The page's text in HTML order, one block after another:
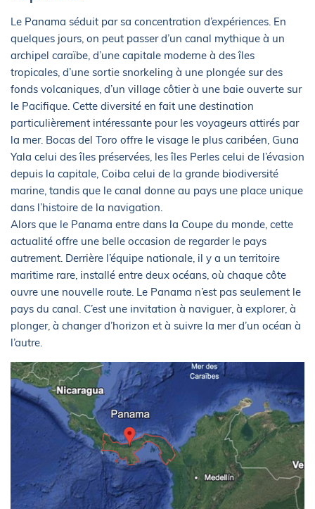
Le Panama séduit par sa concentration d’expériences. En
quelques jours, on peut passer d’un canal mythique à un
archipel caraïbe, d’une capitale moderne à des îles
tropicales, d’une sortie snorkeling à une plongée sur des
fonds volcaniques, d’un village côtier à une baie ouverte sur
le Pacifique. Cette diversité en fait une destination
particulièrement intéressante pour les voyageurs attirés par
la mer. Bocas del Toro offre le visage le plus caribéen, Guna
Yala celui des îles préservées, les îles Perles celui de l’évasion
depuis la capitale, Coiba celui de la grande biodiversité
marine, tandis que le canal donne au pays une place unique
dans l’histoire de la navigation.
Alors que le Panama entre dans la Coupe du monde, cette
actualité offre une belle occasion de regarder le pays
autrement. Derrière l’équipe nationale, il y a un territoire
maritime rare, installé entre deux océans, où chaque côte
ouvre une nouvelle route. Le Panama n’est pas seulement le
pays du canal. C’est une invitation à naviguer, à explorer, à
plonger, à changer d’horizon et à suivre la mer d’un océan à
l’autre.